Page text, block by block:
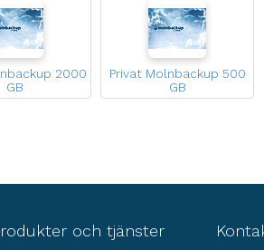
2000
GB
Privat Molnbackup 500
GB
och tjänster